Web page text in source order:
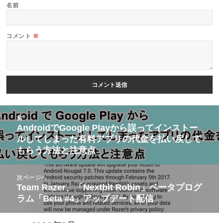
名前
コメント ※
投
ナ
ビ
ゲ
前
前
の
投
AndroidでGoogle Playから誤ってインストー
ルしてしまった有料アプリの代金を払い戻して
もらう方法と注意点
次ページへ
次
の
投
Team Razer、「Nextbit Robin」ベータプログ
ラム「Beta #4」アップデート配信